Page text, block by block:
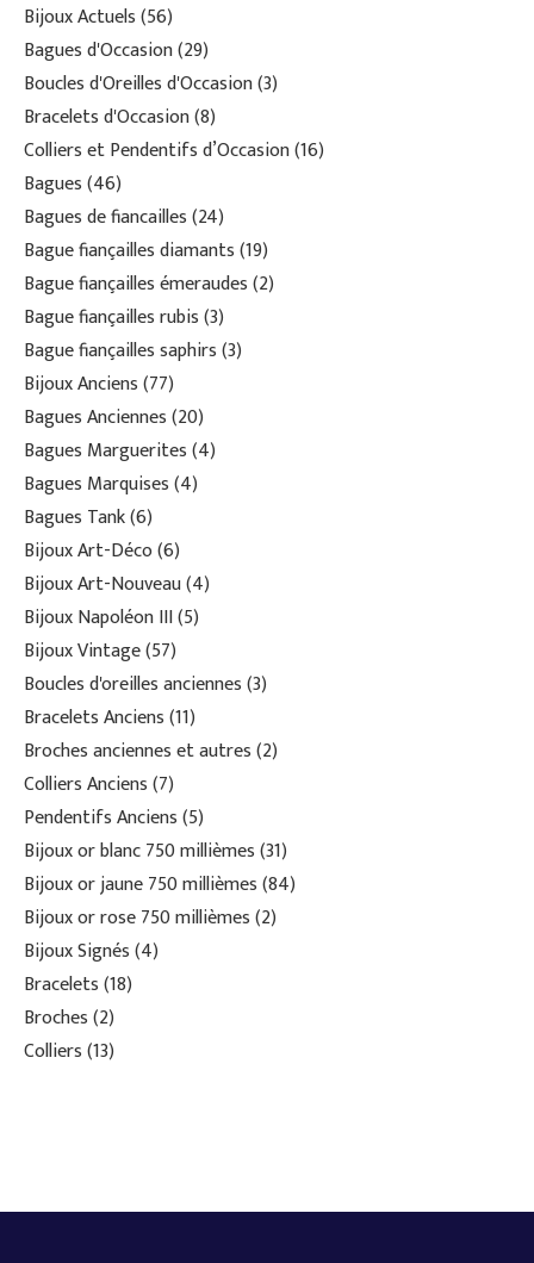
Bijoux Actuels 56
Bagues d'Occasion 29
Boucles d'Oreilles d'Occasion 3
Bracelets d'Occasion 8
Colliers et Pendentifs d’Occasion 16
Bagues 46
Bagues de fiancailles 24
Bague fiançailles diamants 19
Bague fiançailles émeraudes 2
Bague fiançailles rubis 3
Bague fiançailles saphirs 3
Bijoux Anciens 77
Bagues Anciennes 20
Bagues Marguerites 4
Bagues Marquises 4
Bagues Tank 6
Bijoux Art-Déco 6
Bijoux Art-Nouveau 4
Bijoux Napoléon III 5
Bijoux Vintage 57
Boucles d'oreilles anciennes 3
Bracelets Anciens 11
Broches anciennes et autres 2
Colliers Anciens 7
Pendentifs Anciens 5
Bijoux or blanc 750 millièmes 31
Bijoux or jaune 750 millièmes 84
Bijoux or rose 750 millièmes 2
Bijoux Signés 4
Bracelets 18
Broches 2
Colliers 13